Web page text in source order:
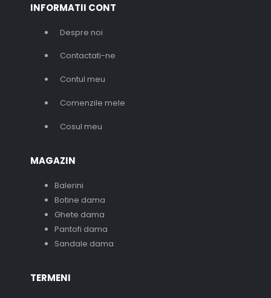
INFORMATII CONT
Despre noi
Contactati-ne
Contul meu
Comenzile mele
Cosul meu
MAGAZIN
Balerini
Botine dama
Ghete dama
Pantofi dama
Sandale dama
TERMENI